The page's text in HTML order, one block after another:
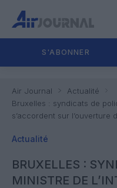
S'ABONNER
Air Journal
Actualité
Bruxelles : syndicats de
s’accordent sur l’ouverture
Actualité
BRUXELLES :
MINISTRE DE